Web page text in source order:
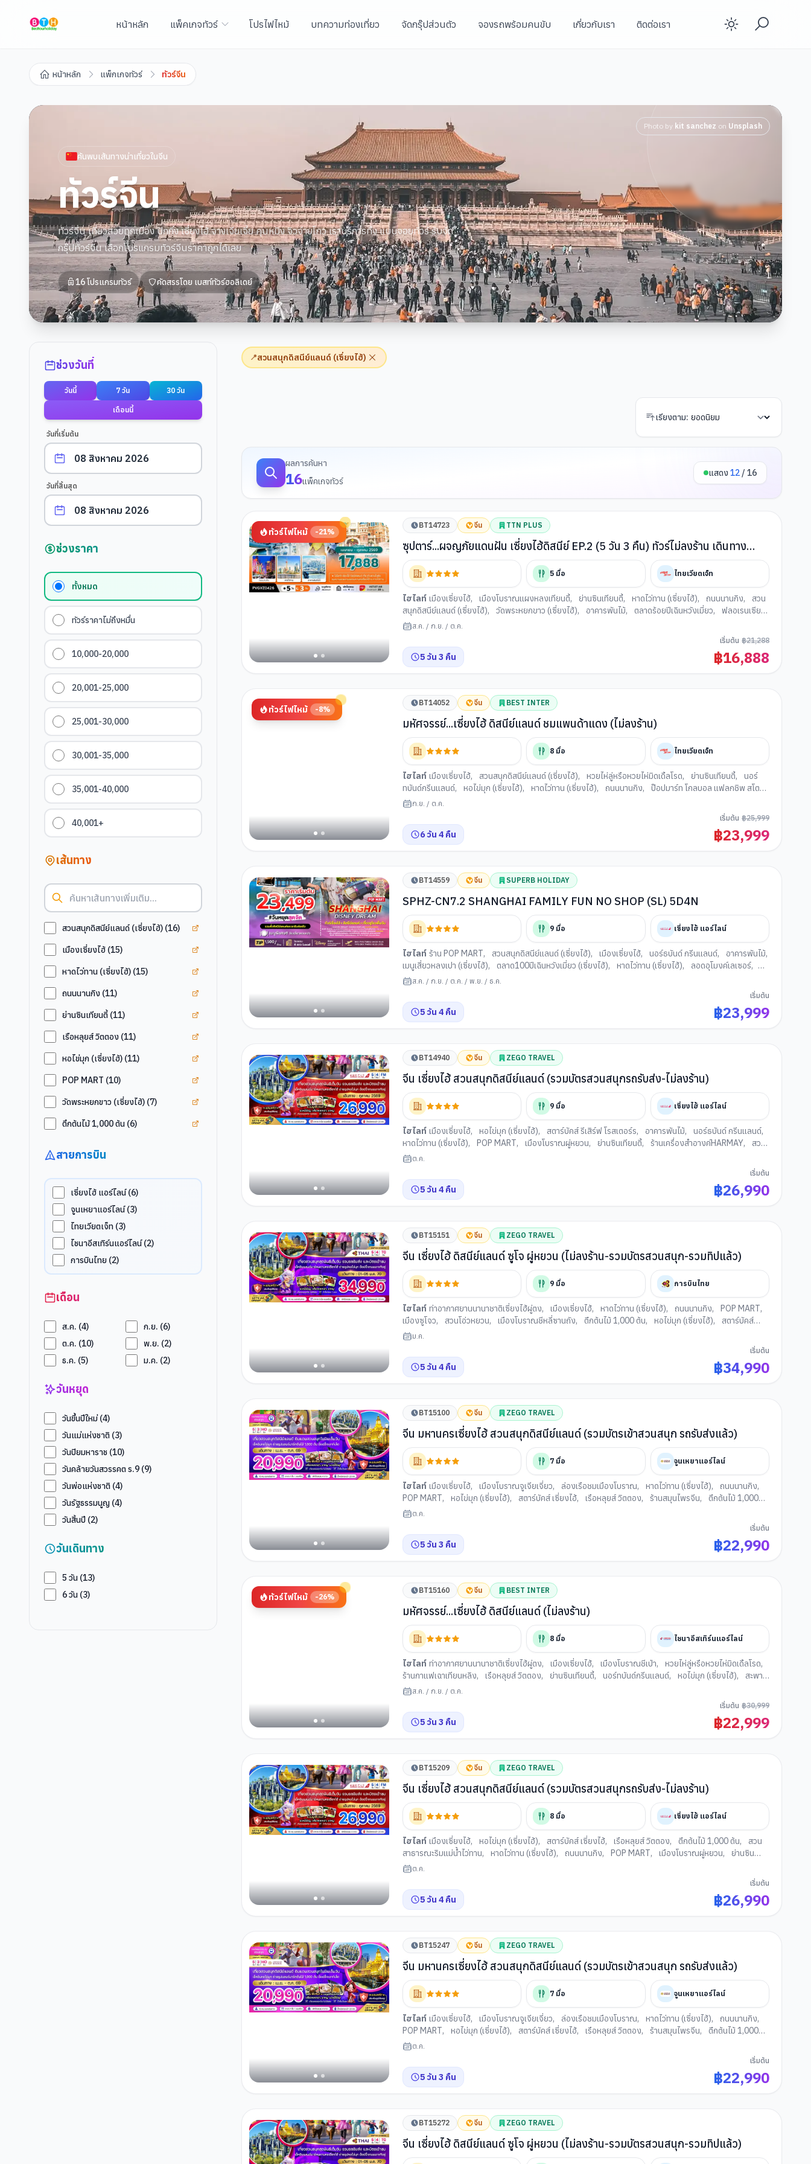
หน้าหลัก แพ็คเกจทัวร์ โปรไฟไหม้ บทความท่องเที่ยว จัดกรุ๊ปส่วนตัว จองรถพร้อมคนขับ เกี่ยวกับเรา ติดต่อเรา Enable
หน้าหลัก แพ็กเกจทัวร์ ทัวร์จีน
Photo by kit sanchez on Unsplash
ค้นพบเส้นทางน่าเที่ยวในจีน
ทัวร์จีน
ทัวร์จีน เที่ยวสวยทุกเมือง ปักกิ่ง เซี่ยงไฮ้ จางเจียเจี้ย คุนหมิง จิวจ่ายโกว เราบริการทั้ง แบบจอยทัวร์ รับจัด
กรุ๊ปทัวร์จีน เลือกโปรแกรมทัวร์จีนราคาถูกได้เลย
16โปรแกรมทัวร์ คัดสรรโดย เบสท์ทัวร์ฮอลิเดย์
ช่วงวันที่
วันนี้ 7 วัน 30 วัน
เดือนนี้
วันที่เริ่มต้น
วันที่สิ้นสุด
ช่วงราคา
ทั้งหมด
ทัวร์ราคาไม่ถึงหมื่น
10,000-20,000
20,001-25,000
25,001-30,000
30,001-35,000
35,001-40,000
40,001+
เส้นทาง
สวนสนุกดิสนีย์แลนด์ (เซี่ยงไฮ้) (16) สวนสนุกดิสนีย์แลนด์ (เซี่ยงไฮ้)
เมืองเซี่ยงไฮ้ (15) เมืองเซี่ยงไฮ้
หาดไว่ทาน (เซี่ยงไฮ้) (15)
ถนนนานกิง (11)
ย่านซินเทียนตี้ (11) ย่านซินเทียนตี้
เรือหลุยส์ วิตตอง (11)
หอไข่มุก (เซี่ยงไฮ้) (11) หอไข่มุก (เซี่ยงไฮ้)
POP MART (10) POP MART
วัดพระหยกขาว (เซี่ยงไฮ้) (7) วัดพระหยกขาว (เซี่ยงไฮ้)
ตึกต้นไม้ 1,000 ต้น (6) ตึกต้นไม้ 1,000 ต้น
สายการบิน
เซี่ยงไฮ้ แอร์ไลน์(6)
จูนเหยาแอร์ไลน์(3)
ไทยเวียตเจ็ท (3)
ไชนาอีสเทิร์นแอร์ไลน์(2)
การบินไทย (2)
เดือน
ส.ค. (4) ก.ย. (6)
ต.ค. (10) พ.ย. (2)
ธ.ค. (5) ม.ค. (2)
วันหยุด
วันขึ้นปีใหม่(4)
วันแม่แห่งชาติ (3)
วันปิยมหาราช (10)
วันคล้ายวันสวรรคต ร.9 (9)
วันพ่อแห่งชาติ (4)
วันรัฐธรรมนูญ (4)
วันสิ้นปี (2)
วันเดินทาง
5 วัน (13)
6วัน (3)
📍สวนสนุกดิสนีย์แลนด์ (เซี่ยงไฮ้)
เรียงตาม:
ผลการค้นหา
16แพ็คเกจทัวร์
แสดง12 / 16
ทัวร์ไฟไหม้ -21%
BT14723 จีน TTN PLUS
ซุปตาร์...ผจญภัยแดนฝัน เซี่ยงไฮ้ดิสนีย์ EP.2 (5 วัน 3 คืน) ทัวร์ไม่ลงร้าน เดินทาง
เมษายน-ตุลาคม 2569
5 มื้อ ไทยเวียตเจ็ท
ไฮไลท์ เมืองเซี่ยงไฮ้, เมืองโบราณแผงหลงเทียนตี้, ย่านซินเทียนตี้, หาดไว่ทาน (เซี่ยงไฮ้), ถนนนานกิง,
สวน
สนุกดิสนีย์แลนด์ (เซี่ยงไฮ้), วัดพระหยกขาว (เซี่ยงไฮ้), อาคารพันไม้, ตลาดร้อยปีเฉินหวังเมี่ยว,
ฟลอเรนเซีย
วิลเลจ เอาท์เล็ท
ส.ค. / ก.ย. / ต.ค.
5 วัน 3 คืน
เริ่มต้น ฿21,288
฿16,888
ทัวร์ไฟไหม้ -8%
BT14052 จีน BEST INTER
มหัศจรรย์...เซี่ยงไฮ้ ดิสนีย์แลนด์ ชมแพนด้าแดง (ไม่ลงร้าน)
8 มื้อ ไทยเวียตเจ็ท
ไฮไลท์ เมืองเซี่ยงไฮ้, สวนสนุกดิสนีย์แลนด์ (เซี่ยงไฮ้), หวยไห่ลู่หรือหวยไห่มิดเดิ้ลโรด, ย่านซินเทียนตี้,
นอร์
ทบันด์กรีนแลนด์, หอไข่มุก (เซี่ยงไฮ้), หาดไว่ทาน (เซี่ยงไฮ้), ถนนนานกิง, ป๊อปมาร์ท โกลบอล แฟลกชิพ สโตร์,
อาคารพันไม้
ก.ย. / ต.ค.
6 วัน 4 คืน
เริ่มต้น ฿25,999
฿23,999
BT14559 จีน SUPERB HOLIDAY
SPHZ-CN7.2 SHANGHAI FAMILY FUN NO SHOP (SL) 5D4N
9 มื้อ เซี่ยงไฮ้ แอร์ไลน์
ไฮไลท์ ร้าน POP MART, สวนสนุกดิสนีย์แลนด์ (เซี่ยงไฮ้), เมืองเซี่ยงไฮ้, นอร์ธบันด์ กรีนแลนด์, อาคารพันไม้,
เมนูเสี่ยวหลงเปา (เซี่ยงไฮ้), ตลาด100ปีเฉินหวังเมี่ยว (เซี่ยงไฮ้), หาดไว่ทาน (เซี่ยงไฮ้), ลอดอุโมงค์เลเซอร์,
เมืองซูโจว , ถนนซานถังเจีย ,
ส.ค. / ก.ย. / ต.ค. / พ.ย. / ธ.ค.
5 วัน 4 คืน
เริ่มต้น
฿23,999
BT14940 จีน ZEGO TRAVEL
จีน เซี่ยงไฮ้ สวนสนุกดิสนีย์แลนด์ (รวมบัตรสวนสนุกรถรับส่ง-ไม่ลงร้าน)
9 มื้อ เซี่ยงไฮ้ แอร์ไลน์
ไฮไลท์ เมืองเซี่ยงไฮ้, หอไข่มุก (เซี่ยงไฮ้), สตาร์บัคส์ รีเสิร์ฟ โรสเตอร์ร, อาคารพันไม้, นอร์ธบันด์ กรีนแลนด์,
หาดไว่ทาน (เซี่ยงไฮ้), POP MART, เมืองโบราณผู่หยวน, ย่านซินเทียนตี้, ร้านเครื่องสำอางค์HARMAY,
สวน
สนุกดิสนีย์แลนด์ (เซี่ยงไฮ้)
ต.ค.
5 วัน 4 คืน
เริ่มต้น
฿26,990
BT15151 จีน ZEGO TRAVEL
จีน เซี่ยงไฮ้ ดิสนีย์แลนด์ ซูโจ ผู่หยวน (ไม่ลงร้าน-รวมบัตรสวนสนุก-รวมทิปแล้ว)
9 มื้อ การบินไทย
ไฮไลท์ ท่าอากาศยานนานาชาติเซี่ยงไฮ้ผู่ตง, เมืองเซี่ยงไฮ้, หาดไว่ทาน (เซี่ยงไฮ้), ถนนนานกิง, POP MART,
เมืองซูโจว, สวนโอ่วหยวน, เมืองโบราณชีหลี่ซานถัง, ตึกต้นไม้ 1,000 ต้น, หอไข่มุก (เซี่ยงไฮ้),
สตาร์บัคส์
เซี่ยงไฮ้
ม.ค.
5 วัน 4 คืน
เริ่มต้น
฿34,990
BT15100 จีน ZEGO TRAVEL
จีน มหานครเซี่ยงไฮ้ สวนสนุกดิสนีย์แลนด์ (รวมบัตรเข้าสวนสนุก รถรับส่งแล้ว)
7 มื้อ จูนเหยาแอร์ไลน์
ไฮไลท์ เมืองเซี่ยงไฮ้, เมืองโบราณจูเจียเจี่ยว, ล่องเรือชมเมืองโบราณ, หาดไว่ทาน (เซี่ยงไฮ้), ถนนนานกิง,
POP MART, หอไข่มุก (เซี่ยงไฮ้), สตาร์บัคส์ เซี่ยงไฮ้, เรือหลุยส์ วิตตอง, ร้านสมุนไพรจีน,
ตึกต้นไม้ 1,000
ต้น, ถนนอันฟู่ลู่
ต.ค.
5 วัน 3 คืน
เริ่มต้น
฿22,990
ทัวร์ไฟไหม้ -26%
BT15160 จีน BEST INTER
มหัศจรรย์...เซี่ยงไฮ้ ดิสนีย์แลนด์ (ไม่ลงร้าน)
8 มื้อ ไชนาอีสเทิร์นแอร์ไลน์
ไฮไลท์ ท่าอากาศยานนานาชาติเซี่ยงไฮ้ผู่ตง, เมืองเซี่ยงไฮ้, เมืองโบราณชีเป่า, หวยไห่ลู่หรือหวยไห่มิดเดิ้ลโรด,
ร้านกาแฟเฉาเทียนหลิง, เรือหลุยส์ วิตตอง, ย่านซินเทียนตี้, นอร์ทบันด์กรีนแลนด์, หอไข่มุก (เซี่ยงไฮ้),
สะพาน
ไวไป่ตู้
หาดไว่ทาน (เซี่ยงไฮ้)
ส.ค. / ก.ย. / ต.ค.
5 วัน 3 คืน
เริ่มต้น ฿30,999
฿22,999
BT15209 จีน ZEGO TRAVEL
จีน เซี่ยงไฮ้ สวนสนุกดิสนีย์แลนด์ (รวมบัตรสวนสนุกรถรับส่ง-ไม่ลงร้าน)
8 มื้อ เซี่ยงไฮ้ แอร์ไลน์
ไฮไลท์ เมืองเซี่ยงไฮ้, หอไข่มุก (เซี่ยงไฮ้), สตาร์บัคส์ เซี่ยงไฮ้, เรือหลุยส์ วิตตอง, ตึกต้นไม้ 1,000 ต้น,
สวน
สาธารณะริมแม่น้ำไว่ทาน, หาดไว่ทาน (เซี่ยงไฮ้), ถนนนานกิง, POP MART, เมืองโบราณผู่หยวน,
ย่านซิน
เทียนตี้
ต.ค.
5 วัน 4 คืน
เริ่มต้น
฿26,990
BT15247 จีน ZEGO TRAVEL
จีน มหานครเซี่ยงไฮ้ สวนสนุกดิสนีย์แลนด์ (รวมบัตรเข้าสวนสนุก รถรับส่งแล้ว)
7 มื้อ จูนเหยาแอร์ไลน์
ไฮไลท์ เมืองเซี่ยงไฮ้, เมืองโบราณจูเจียเจี่ยว, ล่องเรือชมเมืองโบราณ, หาดไว่ทาน (เซี่ยงไฮ้), ถนนนานกิง,
POP MART, หอไข่มุก (เซี่ยงไฮ้), สตาร์บัคส์ เซี่ยงไฮ้, เรือหลุยส์ วิตตอง, ร้านสมุนไพรจีน,
ตึกต้นไม้ 1,000
ต้น, ถนนอันฟู่ลู่
ต.ค.
5 วัน 3 คืน
เริ่มต้น
฿22,990
BT15272 จีน ZEGO TRAVEL
จีน เซี่ยงไฮ้ ดิสนีย์แลนด์ ซูโจ ผู่หยวน (ไม่ลงร้าน-รวมบัตรสวนสนุก-รวมทิปแล้ว)